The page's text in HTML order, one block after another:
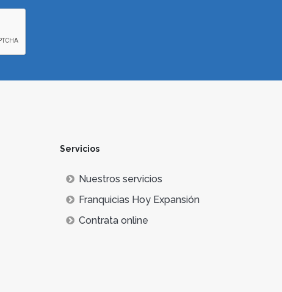
Servicios
Nuestros servicios
Franquicias Hoy Expansión
Contrata online